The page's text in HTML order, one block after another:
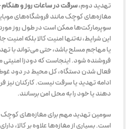
تهدید دوم،سرقت در ساعات روز و هنگام
مغازه‌های کوچک مانند فروشگاه‌های
سوپرمارکت‌ها ممکن است در طول روز مورد
این شرایط، نه‌تنها امنیت کالا بلکه
یا مهاجم مسلح باشد، حتی می‌تواند با
فروشنده شود. اینجاست که دودزا امنیتی
فعال شدن دستگاه، کل محیط در دود
ادامه تهدید یا سرقت نیست. کارکنان نیز
دهند یا خود را به محل امن برسانند.
سومین تهدید مهم برای مغازه‌های
است. بسیاری از مغازه‌ها علاوه بر کالا،